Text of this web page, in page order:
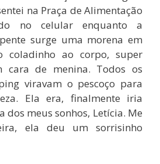
na Praça de Alimentação
no celular enquanto a
surge uma morena em
coladinho ao corpo, super
cara de menina. Todos os
viravam o pescoço para
Ela era, finalmente iria
dos meus sonhos, Letícia. Me
ela deu um sorrisinho